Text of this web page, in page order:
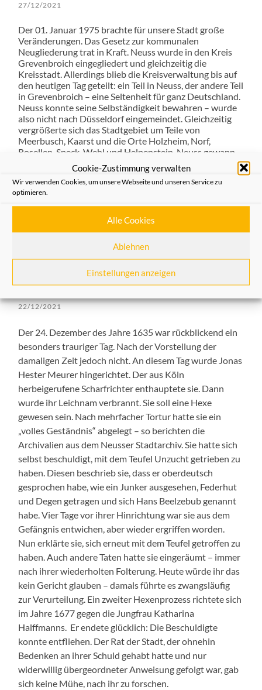
Cookie-Zustimmung verwalten
Wir verwenden Cookies, um unsere Webseite und unseren Service zu
optimieren.
Alle Cookies
Ablehnen
Einstellungen anzeigen
27/12/2021
Der 01. Januar 1975 brachte für unsere Stadt große
Veränderungen. Das Gesetz zur kommunalen
Neugliederung trat in Kraft. Neuss wurde in den Kreis
Grevenbroich eingegliedert und gleichzeitig die
Kreisstadt. Allerdings blieb die Kreisverwaltung bis auf
den heutigen Tag geteilt: ein Teil in Neuss, der andere Teil
in Grevenbroich – eine Seltenheit für ganz Deutschland.
Neuss konnte seine Selbständigkeit bewahren – wurde
also nicht nach Düsseldorf eingemeindet. Gleichzeitig
vergrößerte sich das Stadtgebiet um Teile von
Meerbusch, Kaarst und die Orte Holzheim, Norf,
Rosellen, Speck, Wehl und Helpenstein. Neuss gewann
rund 30.000 Einwohner hinzu. Der neue Kreis mit Neuss
wurde zu einer Erfolgsgeschichte!
Die Heimatfreunde erinnern
22/12/2021
Der 24. Dezember des Jahre 1635 war rückblickend ein
besonders trauriger Tag. Nach der Vorstellung der
damaligen Zeit jedoch nicht. An diesem Tag wurde Jonas
Hester Meurer hingerichtet. Der aus Köln
herbeigerufene Scharfrichter enthauptete sie. Dann
wurde ihr Leichnam verbrannt. Sie soll eine Hexe
gewesen sein. Nach mehrfacher Tortur hatte sie ein
„volles Geständnis“ abgelegt – so berichten die
Archivalien aus dem Neusser Stadtarchiv. Sie hatte sich
selbst beschuldigt, mit dem Teufel Unzucht getrieben zu
haben. Diesen beschrieb sie, dass er oberdeutsch
gesprochen habe, wie ein Junker ausgesehen, Federhut
und Degen getragen und sich Hans Beelzebub genannt
habe. Vier Tage vor ihrer Hinrichtung war sie aus dem
Gefängnis entwichen, aber wieder ergriffen worden.
Nun erklärte sie, sich erneut mit dem Teufel getroffen zu
haben. Auch andere Taten hatte sie eingeräumt – immer
nach ihrer wiederholten Folterung. Heute würde ihr das
kein Gericht glauben – damals führte es zwangsläufig
zur Verurteilung. Ein zweiter Hexenprozess richtete sich
im Jahre 1677 gegen die Jungfrau Katharina
Halffmanns. Er endete glücklich: Die Beschuldigte
konnte entfliehen. Der Rat der Stadt, der ohnehin
Bedenken an ihrer Schuld gehabt hatte und nur
widerwillig übergeordneter Anweisung gefolgt war, gab
sich keine Mühe, nach ihr zu forschen.